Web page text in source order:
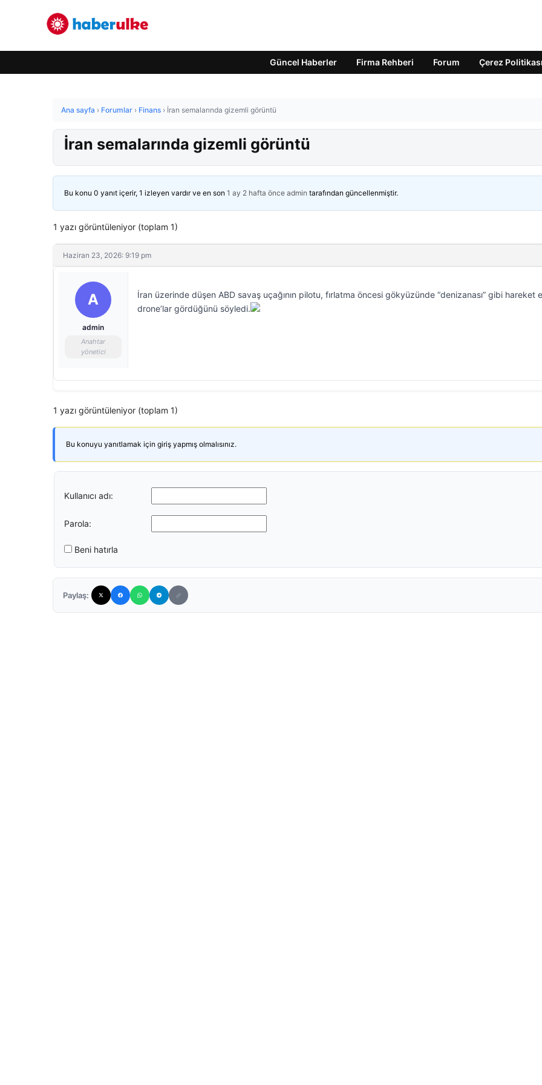
Güncel Haberler Firma Rehberi Forum Çerez Politikası
Ana sayfa › Forumlar › Finans › İran semalarında gizemli görüntü
İran semalarında gizemli görüntü
Bu konu 0 yanıt içerir, 1 izleyen vardır ve en son 1 ay 2 hafta önce admin tarafından güncellenmiştir.
1 yazı görüntüleniyor (toplam 1)
Haziran 23, 2026: 9:19 pm
A
admin
Anahtar
yönetici
İran üzerinde düşen ABD savaş uçağının pilotu, fırlatma öncesi gökyüzünde “denizanası” gibi hareket
drone’lar gördüğünü söyledi.
1 yazı görüntüleniyor (toplam 1)
Bu konuyu yanıtlamak için giriş yapmış olmalısınız.
Kullanıcı adı:
Parola:
Beni hatırla
Paylaş: